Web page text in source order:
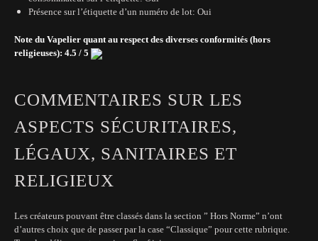
Présence sur l’étiquette d’un numéro de lot: Oui
Note du Vapelier quant au respect des diverses conformités (hors
religieuses): 4.5 / 5
COMMENTAIRES SUR LES
ASPECTS SÉCURITAIRES,
LÉGAUX, SANITAIRES ET
RELIGIEUX
Les créateurs pouvant être classés dans la section ” Hors Norme” n’ont
d’autres choix que de passer par la case “Classique” pour cette rubrique.